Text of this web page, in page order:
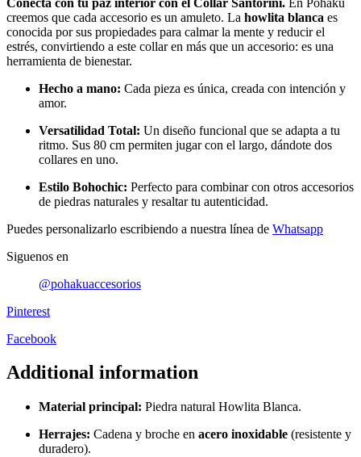
creemos que cada accesorio es un amuleto. La howlita blanca es
conocida por sus propiedades para calmar la mente y reducir el
estrés, convirtiendo a este collar en más que un accesorio: es una
herramienta de bienestar.
Hecho a mano: Cada pieza es única, creada con intención y
amor.
Versatilidad Total: Un diseño funcional que se adapta a tu
ritmo. Sus 80 cm permiten jugar con el largo, dándote dos
collares en uno.
Estilo Bohochic: Perfecto para combinar con otros accesorios
de piedras naturales y resaltar tu autenticidad.
Puedes personalizarlo escribiendo a nuestra línea de Whatsapp
Siguenos en
@pohakuaccesorios
Pinterest
Facebook
Additional information
Material principal: Piedra natural Howlita Blanca.
Herrajes: Cadena y broche en acero inoxidable (resistente y
duradero).